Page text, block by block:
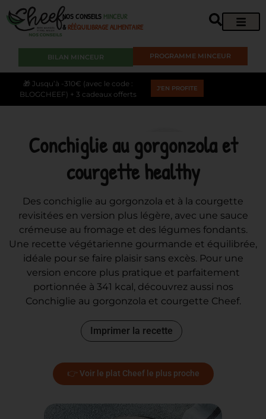
NOS CONSEILS MINCEUR
&RÉÉQUILIBRAGE ALIMENTAIRE
PROGRAMME MINCEUR
BILAN MINCEUR
🎁 Jusqu’à -310€ (avec le code :
BLOGCHEEF) + 3 cadeaux offerts
J'EN PROFITE
Conchiglie au gorgonzola et
courgette healthy
Des conchiglie au gorgonzola et à la courgette
revisitées en version plus légère, avec une sauce
crémeuse au fromage et des légumes fondants.
Une recette végétarienne gourmande et équilibrée,
idéale pour se faire plaisir sans excès. Pour une
version encore plus pratique et parfaitement
portionnée à 341 kcal, découvrez aussi nos
Conchiglie au gorgonzola et courgette Cheef.
Imprimer la recette
👉 Voir le plat Cheef le plus proche